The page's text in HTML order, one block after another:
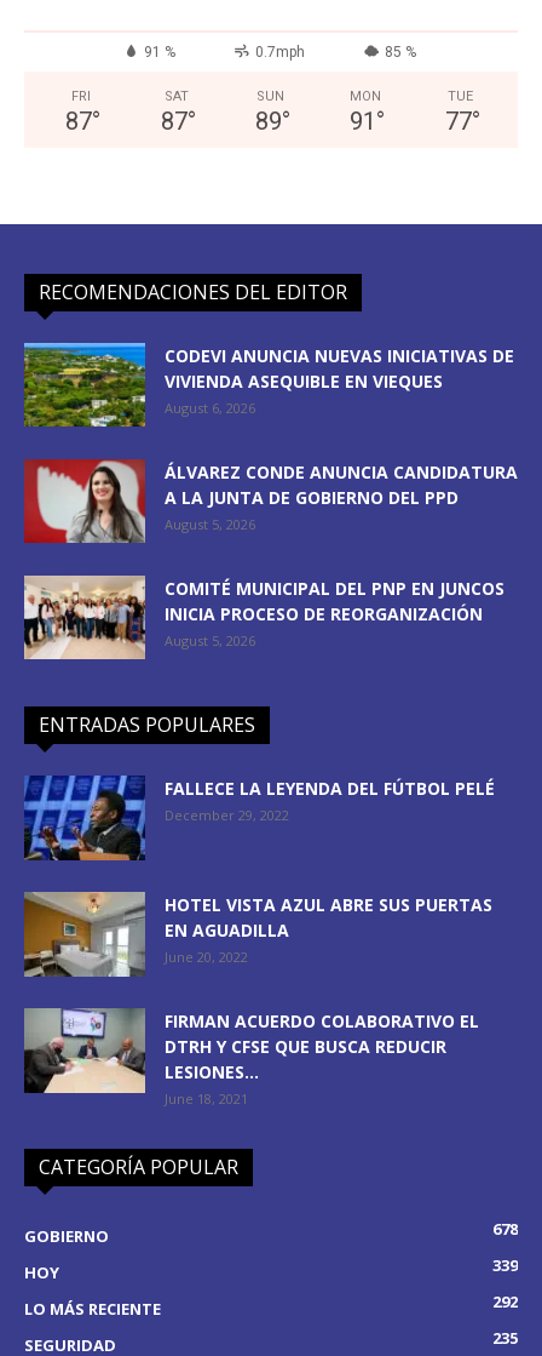
91 % 0.7mph 85 %
FRI
87°
SAT
87°
SUN
89°
MON
91 °
TUE
77°
RECOMENDACIONES DEL EDITOR
CODEVI ANUNCIA NUEVAS INICIATIVAS DE
VIVIENDA ASEQUIBLE EN VIEQUES
August 6, 2026
ÁLVAREZ CONDE ANUNCIA CANDIDATURA
A LA JUNTA DE GOBIERNO DEL PPD
August 5, 2026
COMITÉ MUNICIPAL DEL PNP EN JUNCOS
INICIA PROCESO DE REORGANIZACIÓN
August 5, 2026
ENTRADAS POPULARES
FALLECE LA LEYENDA DEL FÚTBOL PELÉ
December 29, 2022
HOTEL VISTA AZUL ABRE SUS PUERTAS
EN AGUADILLA
June 20, 2022
FIRMAN ACUERDO COLABORATIVO EL
DTRH Y CFSE QUE BUSCA REDUCIR
LESIONES...
June 18, 2021
CATEGORÍA POPULAR
GOBIERNO
678
HOY
339
LO MÁS RECIENTE
292
SEGURIDAD
235